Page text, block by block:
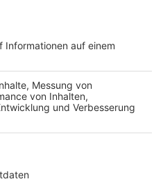
Hinweisen zu einem
einem auffälligen
Freitag hatten die Männer
und vergeblich
Daraufhin gaben sie
Wagen ab und